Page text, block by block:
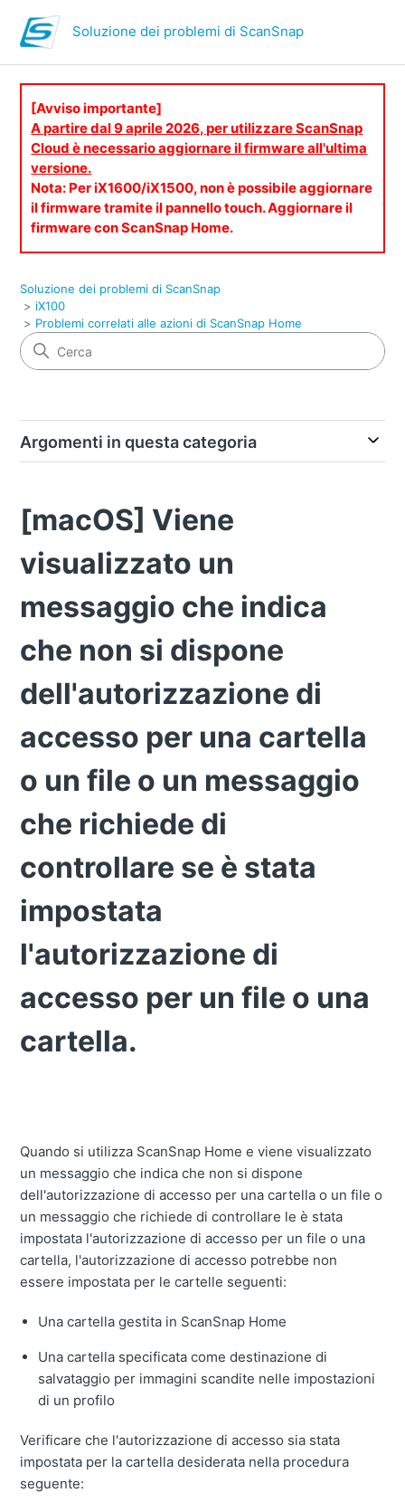
Soluzione dei problemi di ScanSnap
[Avviso importante]
A partire dal 9 aprile 2026, per utilizzare ScanSnap
Cloud è necessario aggiornare il firmware all'ultima
versione.
Nota: Per iX1600/iX1500, non è possibile aggiornare
il firmware tramite il pannello touch. Aggiornare il
firmware con ScanSnap Home.
Soluzione dei problemi di ScanSnap
iX100
Problemi correlati alle azioni di ScanSnap Home
Argomenti in questa categoria
[macOS] Viene
visualizzato un
messaggio che indica
che non si dispone
dell'autorizzazione di
accesso per una cartella
o un file o un messaggio
che richiede di
controllare se è stata
impostata
l'autorizzazione di
accesso per un file o una
cartella.
Quando si utilizza ScanSnap Home e viene visualizzato
un messaggio che indica che non si dispone
dell'autorizzazione di accesso per una cartella o un file o
un messaggio che richiede di controllare le è stata
impostata l'autorizzazione di accesso per un file o una
cartella, l'autorizzazione di accesso potrebbe non
essere impostata per le cartelle seguenti:
Una cartella gestita in ScanSnap Home
Una cartella specificata come destinazione di
salvataggio per immagini scandite nelle impostazioni
di un profilo
Verificare che l'autorizzazione di accesso sia stata
impostata per la cartella desiderata nella procedura
seguente: